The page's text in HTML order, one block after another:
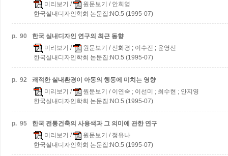
미리보기 / 원문보기 / 안희영
한국실내디자인학회 논문집:NO.5 (1995-07)
p. 90
한국 실내디자인 연구의 최근 동향
미리보기 / 원문보기 / 신화경 ; 이수진 ; 윤영선
한국실내디자인학회 논문집:NO.5 (1995-07)
p. 92
쾌적한 실내환경이 아동의 행동에 미치는 영향
미리보기 / 원문보기 / 이연숙 ; 이선미 ; 최수현 ; 안지영
한국실내디자인학회 논문집:NO.5 (1995-07)
p. 95
한국 전통건축의 사용색과 그 의미에 관한 연구
미리보기 / 원문보기 / 정유나
한국실내디자인학회 논문집:NO.5 (1995-07)